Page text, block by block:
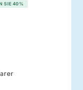
SIE 40%